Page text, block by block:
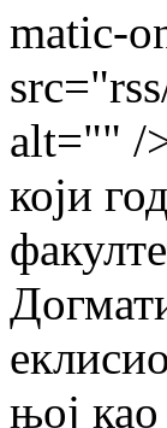
matic-
alt="" /
који
њој као